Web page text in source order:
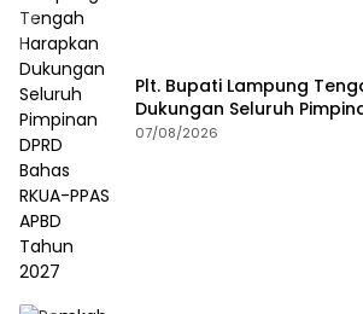
Plt. Bupati Lampung
Dukungan Seluruh
RKUA-PPAS APBD Tahun
07/08/2026